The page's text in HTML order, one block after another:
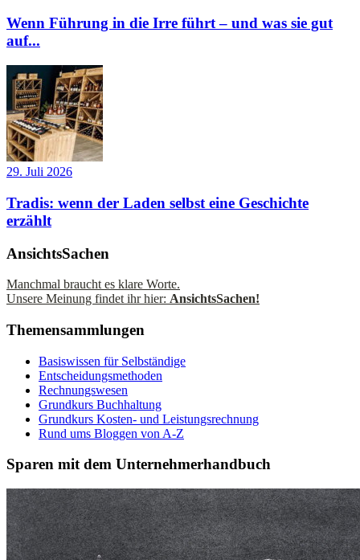
Wenn Führung in die Irre führt – und was sie gut
auf...
29. Juli 2026
Tradis: wenn der Laden selbst eine Geschichte
erzählt
AnsichtsSachen
Manchmal braucht es klare Worte.
Unsere Meinung findet ihr hier: AnsichtsSachen!
Themensammlungen
Basiswissen für Selbständige
Entscheidungsmethoden
Rechnungswesen
Grundkurs Buchhaltung
Grundkurs Kosten- und Leistungsrechnung
Rund ums Bloggen von A-Z
Sparen mit dem Unternehmerhandbuch